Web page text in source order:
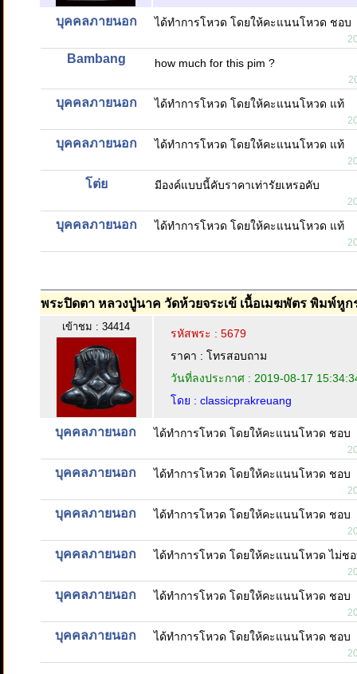
บุคคลภายนอก ได้ทำการโหวด โดยให้คะแนนโหวด ชอบ
Bambang how much for this pim ?
บุคคลภายนอก ได้ทำการโหวด โดยให้คะแนนโหวด แท้
บุคคลภายนอก ได้ทำการโหวด โดยให้คะแนนโหวด แท้
โต่ย มีองค์แบบนี้คับราคาเท่ารัยเหรอคับ
บุคคลภายนอก ได้ทำการโหวด โดยให้คะแนนโหวด แท้
พระปิดตา หลวงปู่นาค วัดห้วยจระเข้ เนื้อเมฆพัตร พิมพ์หูก
เข้าชม : 34414
รหัสพระ : 5679
ราคา : โทรสอบถาม
วันที่ลงประกาศ : 2019-08-17
โดย : classicprakreuang
บุคคลภายนอก ได้ทำการโหวด โดยให้คะแนนโหวด ชอบ
บุคคลภายนอก ได้ทำการโหวด โดยให้คะแนนโหวด ชอบ
บุคคลภายนอก ได้ทำการโหวด โดยให้คะแนนโหวด ชอบ
บุคคลภายนอก ได้ทำการโหวด โดยให้คะแนนโหวด ไม่ช
บุคคลภายนอก ได้ทำการโหวด โดยให้คะแนนโหวด ชอบ
บุคคลภายนอก ได้ทำการโหวด โดยให้คะแนนโหวด ชอบ